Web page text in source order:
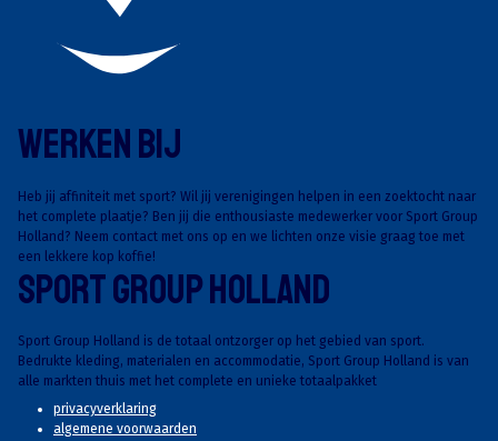
Werken Bij
Heb jij affiniteit met sport? Wil jij verenigingen helpen in een zoektocht naar
het complete plaatje? Ben jij die enthousiaste medewerker voor Sport Group
Holland? Neem contact met ons op en we lichten onze visie graag toe met
een lekkere kop koffie!
Sport Group Holland
Sport Group Holland is de totaal ontzorger op het gebied van sport.
Bedrukte kleding, materialen en accommodatie, Sport Group Holland is van
alle markten thuis met het complete en unieke totaalpakket
privacyverklaring
algemene voorwaarden